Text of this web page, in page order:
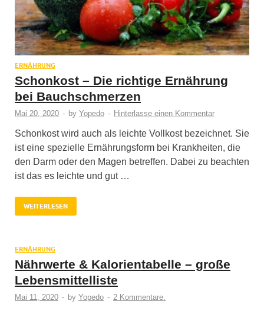
ERNÄHRUNG
Schonkost – Die richtige Ernährung
bei Bauchschmerzen
Mai 20, 2020 - by Yopedo - Hinterlasse einen Kommentar
Schonkost wird auch als leichte Vollkost bezeichnet. Sie
ist eine spezielle Ernährungsform bei Krankheiten, die
den Darm oder den Magen betreffen. Dabei zu beachten
ist das es leichte und gut …
WEITERLESEN
ERNÄHRUNG
Nährwerte & Kalorientabelle – große
Lebensmittelliste
Mai 11, 2020 - by Yopedo - 2 Kommentare.